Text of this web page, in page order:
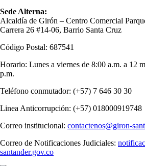
Sede Alterna:
Alcaldía de Girón – Centro Comercial
Carrera 26 #14-06, Barrio Santa Cruz
Código Postal: 687541
Horario: Lunes a viernes de 8:00 a.m. a 12
p.m.
Teléfono conmutador: (+57) 7 646 30 30
Linea Anticorrupción: (+57) 018000919748
Correo institucional: contactenos@giron-
Correo de Notificaciones Judiciales:
santander.gov.co